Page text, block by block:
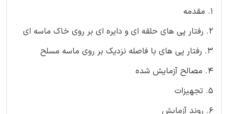
1. مقدمه
2. رفتار پی های حلقه ای و دایره ای بر روی خاک ماسه ای
3. رفتار پی های با فاصله نزدیک بر روی ماسه مسلح
4. مصالح آزمایش شده
5. تجهیزات
6. روند آزمایش